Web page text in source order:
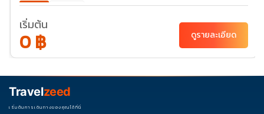
ต.ค. 69
16-28
พ.ย. 69
ธ.ค. 69
ม.ค. 70
20-01
มี.ค. 70
18-30
เริ่มต้น
0 ฿ ดูรายละเอียด
Travelzeed
เริ่มต้นการเดินทางของคุณได้ที่นี่